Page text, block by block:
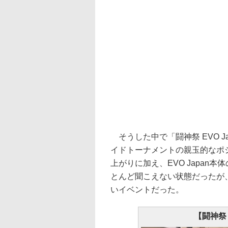
そうした中で「闘神祭 EVO
イドトーナメントの親玉的な
上がりに加え、EVO Japan本
とんど聞こえない状態だった
いイベントだった。
【闘神